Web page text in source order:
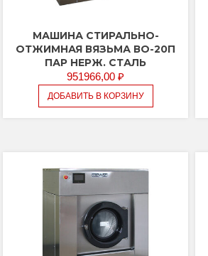
МАШИНА СТИРАЛЬНО-
ОТЖИМНАЯ ВЯЗЬМА ВО-20П
ПАР НЕРЖ. СТАЛЬ
951966,00₽
ДОБАВИТЬ В КОРЗИНУ